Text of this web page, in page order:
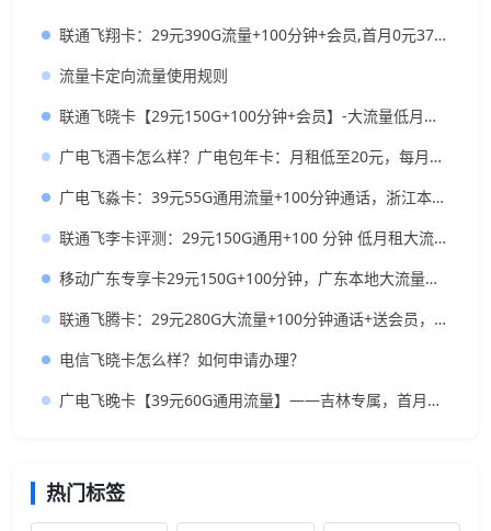
联通飞翔卡：29元390G流量+100分钟+会员,首月0元370G上车
流量卡定向流量使用规则
联通飞晓卡【29元150G+100分钟+会员】-大流量低月租的神卡推荐
广电飞酒卡怎么样？广电包年卡：月租低至20元，每月350G全国流量+200分钟免费通话，长期套餐
广电飞淼卡：39元55G通用流量+100分钟通话，浙江本地人的高性价比大流量卡推荐
联通飞李卡评测：29元150G通用+100 分钟 低月租大流量卡办理指南
移动广东专享卡29元150G+100分钟，广东本地大流量卡推荐
联通飞腾卡：29元280G大流量+100分钟通话+送会员，首月0元体验，长期套餐
电信飞晓卡怎么样？如何申请办理？
广电飞晚卡【39元60G通用流量】——吉林专属，首月按天折算，流量充足不踩坑
热门标签